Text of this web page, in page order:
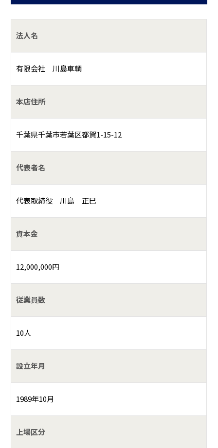
法人名
有限会社 川島車輌
本店住所
千葉県千葉市若葉区都賀1-15-12
代表者名
代表取締役 川島 正巳
資本金
12,000,000円
従業員数
10人
設立年月
1989年10月
上場区分